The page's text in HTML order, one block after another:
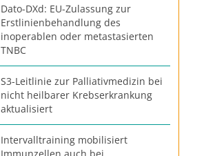
Dato-DXd: EU-Zulassung zur
Erstlinienbehandlung des
inoperablen oder metastasierten
TNBC
S3-Leitlinie zur Palliativmedizin bei
nicht heilbarer Krebserkrankung
aktualisiert
Intervalltraining mobilisiert